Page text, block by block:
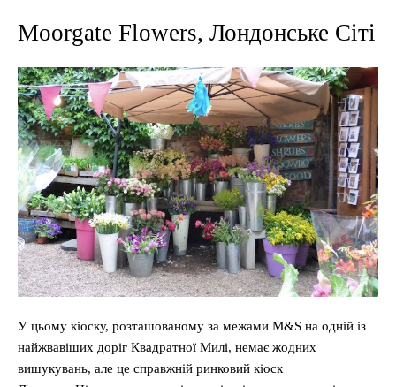
Moorgate Flowers, Лондонське Сіті
У цьому кіоску, розташованому за межами M&S на одній із
найжвавіших доріг Квадратної Милі, немає жодних
вишукувань, але це справжній ринковий кіоск